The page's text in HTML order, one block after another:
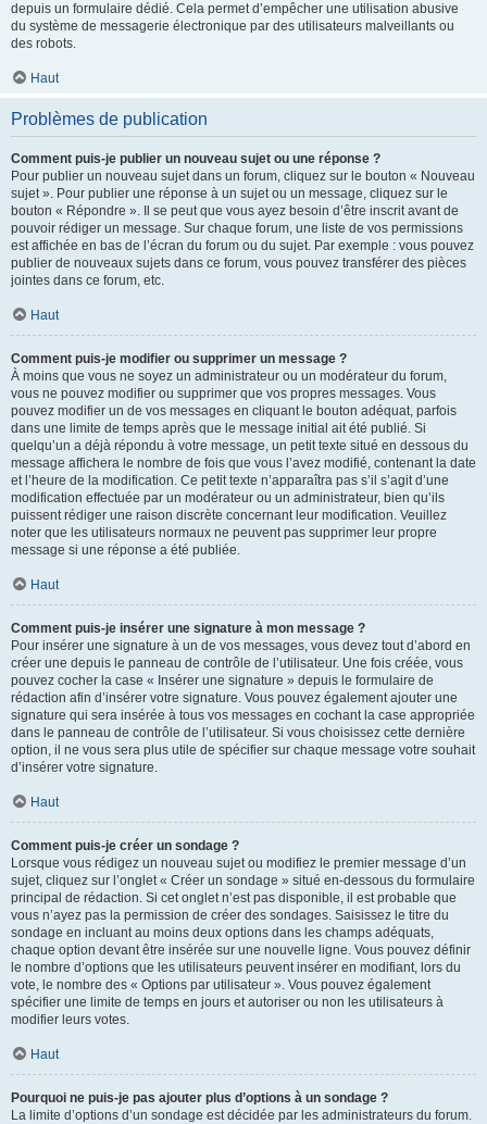
depuis un formulaire dédié. Cela permet d’empêcher une utilisation abusive
du système de messagerie électronique par des utilisateurs malveillants ou
des robots.
Haut
Problèmes de publication
Comment puis-je publier un nouveau sujet ou une réponse ?
Pour publier un nouveau sujet dans un forum, cliquez sur le bouton « Nouveau
sujet ». Pour publier une réponse à un sujet ou un message, cliquez sur le
bouton « Répondre ». Il se peut que vous ayez besoin d’être inscrit avant de
pouvoir rédiger un message. Sur chaque forum, une liste de vos permissions
est affichée en bas de l’écran du forum ou du sujet. Par exemple : vous pouvez
publier de nouveaux sujets dans ce forum, vous pouvez transférer des pièces
jointes dans ce forum, etc.
Haut
Comment puis-je modifier ou supprimer un message ?
À moins que vous ne soyez un administrateur ou un modérateur du forum,
vous ne pouvez modifier ou supprimer que vos propres messages. Vous
pouvez modifier un de vos messages en cliquant le bouton adéquat, parfois
dans une limite de temps après que le message initial ait été publié. Si
quelqu’un a déjà répondu à votre message, un petit texte situé en dessous du
message affichera le nombre de fois que vous l’avez modifié, contenant la date
et l’heure de la modification. Ce petit texte n’apparaîtra pas s’il s’agit d’une
modification effectuée par un modérateur ou un administrateur, bien qu’ils
puissent rédiger une raison discrète concernant leur modification. Veuillez
noter que les utilisateurs normaux ne peuvent pas supprimer leur propre
message si une réponse a été publiée.
Haut
Comment puis-je insérer une signature à mon message ?
Pour insérer une signature à un de vos messages, vous devez tout d’abord en
créer une depuis le panneau de contrôle de l’utilisateur. Une fois créée, vous
pouvez cocher la case « Insérer une signature » depuis le formulaire de
rédaction afin d’insérer votre signature. Vous pouvez également ajouter une
signature qui sera insérée à tous vos messages en cochant la case appropriée
dans le panneau de contrôle de l’utilisateur. Si vous choisissez cette dernière
option, il ne vous sera plus utile de spécifier sur chaque message votre souhait
d’insérer votre signature.
Haut
Comment puis-je créer un sondage ?
Lorsque vous rédigez un nouveau sujet ou modifiez le premier message d’un
sujet, cliquez sur l’onglet « Créer un sondage » situé en-dessous du formulaire
principal de rédaction. Si cet onglet n’est pas disponible, il est probable que
vous n’ayez pas la permission de créer des sondages. Saisissez le titre du
sondage en incluant au moins deux options dans les champs adéquats,
chaque option devant être insérée sur une nouvelle ligne. Vous pouvez définir
le nombre d’options que les utilisateurs peuvent insérer en modifiant, lors du
vote, le nombre des « Options par utilisateur ». Vous pouvez également
spécifier une limite de temps en jours et autoriser ou non les utilisateurs à
modifier leurs votes.
Haut
Pourquoi ne puis-je pas ajouter plus d’options à un sondage ?
La limite d’options d’un sondage est décidée par les administrateurs du forum.